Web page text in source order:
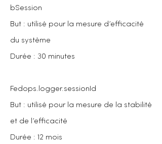
bSession
But : utilisé pour la mesure d’efficacité
du système
Durée : 30 minutes
Fedops.logger.sessionId
But : utilisé pour la mesure de la stabilité
et de l’efficacité
Durée : 12 mois